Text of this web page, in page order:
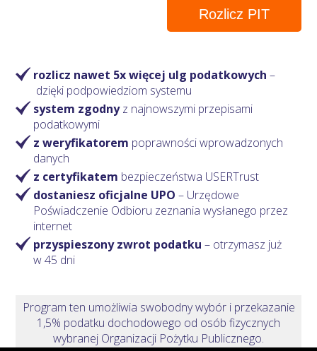
Rozlicz PIT
rozlicz nawet 5x więcej ulg podatkowych–
dzięki podpowiedziom systemu
system zgodnyz najnowszymi przepisami
podatkowymi
z weryfikatorem poprawności wprowadzonych
danych
z certyfikatem bezpieczeństwa USERTrust
dostaniesz oficjalne UPO – Urzędowe
Poświadczenie Odbioru zeznania wysłanego przez
internet
przyspieszony zwrot podatku – otrzymasz już
w 45 dni
Program ten umożliwia swobodny wybór i przekazanie
1,5% podatku dochodowego od osób fizycznych
wybranej Organizacji Pożytku Publicznego.